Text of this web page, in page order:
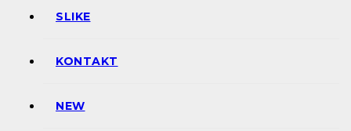
SLIKE
KONTAKT
NEW